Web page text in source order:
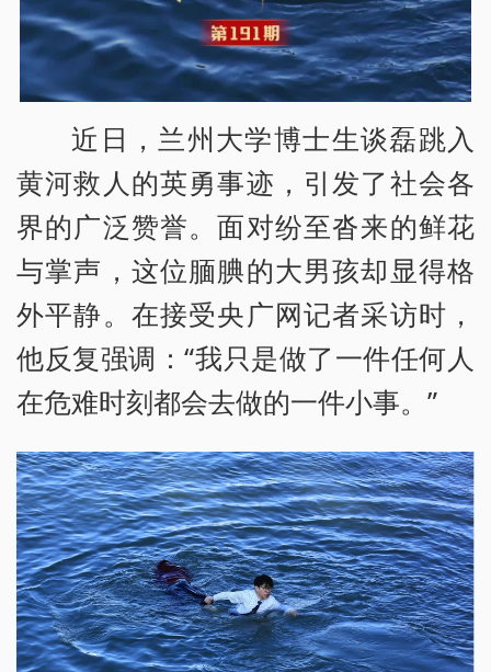
近日，兰州大学博士生谈磊跳入
黄河救人的英勇事迹，引发了社会各
界的广泛赞誉。面对纷至沓来的鲜花
与掌声，这位腼腆的大男孩却显得格
外平静。在接受央广网记者采访时，
他反复强调：“我只是做了一件任何人
在危难时刻都会去做的一件小事。”